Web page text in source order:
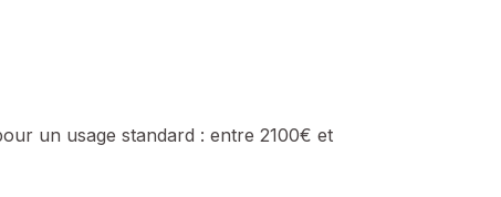
la maison. Une atmosphère particulièrement paisible
jardin.
A permettent aujourd'hui de profiter du caractère de l'ancien
poêle à bois, design ou ancien : à vous de choisir !
un usage standard : entre 2100€ et